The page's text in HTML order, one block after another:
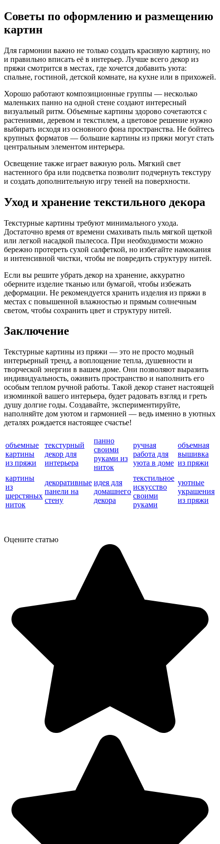
Советы по оформлению и размещению
картин
Для гармонии важно не только создать красивую картину, но
и правильно вписать её в интерьер. Лучше всего декор из
пряжи смотрится в местах, где хочется добавить уюта:
спальне, гостиной, детской комнате, на кухне или в прихожей.
Хорошо работают композиционные группы — несколько
маленьких панно на одной стене создают интересный
визуальный ритм. Объемные картины здорово сочетаются с
растениями, деревом и текстилем, а цветовое решение нужно
выбирать исходя из основного фона пространства. Не бойтесь
крупных форматов — большие картины из пряжи могут стать
центральным элементом интерьера.
Освещение также играет важную роль. Мягкий свет
настенного бра или подсветка позволит подчернуть текстуру
и создать дополнительную игру теней на поверхности.
Уход и хранение текстильного декора
Текстурные картины требуют минимального ухода.
Достаточно время от времени смахивать пыль мягкой щеткой
или легкой насадкой пылесоса. При необходимости можно
бережно протереть сухой салфеткой, но избегайте намокания
и интенсивной чистки, чтобы не повредить структуру нитей.
Если вы решите убрать декор на хранение, аккуратно
оберните изделие тканью или бумагой, чтобы избежать
деформации. Не рекомендуется хранить изделия из пряжи в
местах с повышенной влажностью и прямым солнечным
светом, чтобы сохранить цвет и структуру нитей.
Заключение
Текстурные картины из пряжи — это не просто модный
интерьерный тренд, а воплощение тепла, душевности и
творческой энергии в вашем доме. Они позволяют выразить
индивидуальность, оживить пространство и наполнить его
особым теплом ручной работы. Такой декор станет настоящей
изюминкой вашего интерьера, будет радовать взгляд и греть
душу долгие годы. Создавайте, экспериментируйте,
наполняйте дом уютом и гармонией — ведь именно в уютных
деталях рождается настоящее счастье!
объемные
картины
из пряжи
текстурный
декор для
интерьера
панно
своими
руками из
ниток
ручная
работа для
уюта в доме
объемная
вышивка
из пряжи
картины
из
шерстяных
ниток
декоративные
панели на
стену
идея для
домашнего
декора
текстильное
искусство
своими
руками
уютные
украшения
из пряжи
Оцените статью